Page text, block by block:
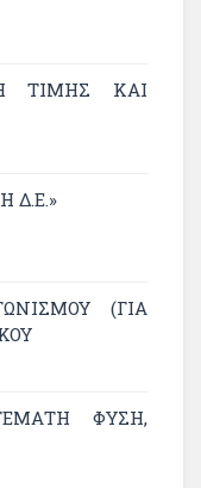
ΤΙΜΉΣ ΚΑΙ
Δ.Ε.»
(ΓΙΑ
ΦΎΣΗ,